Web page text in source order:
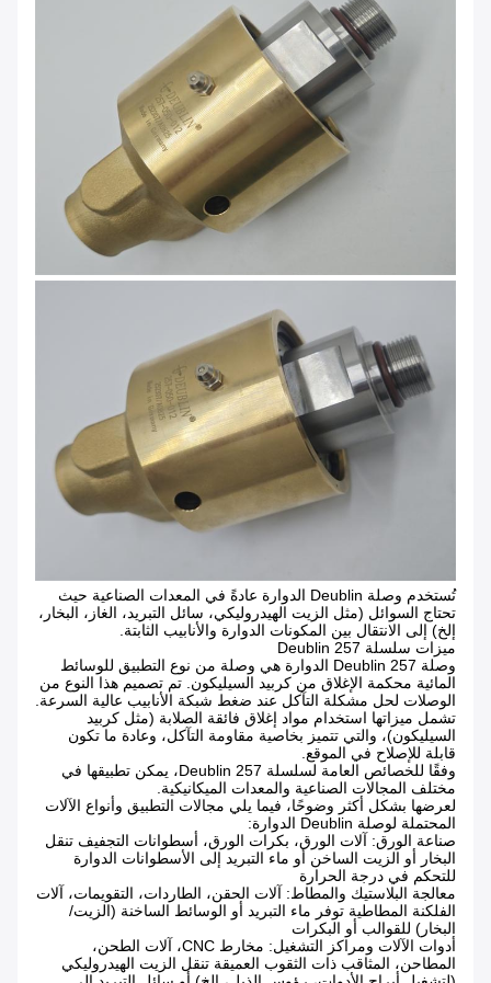
تُستخدم وصلة Deublin الدوارة عادةً في المعدات الصناعية حيث
تحتاج السوائل (مثل الزيت الهيدروليكي، سائل التبريد، الغاز، البخار،
إلخ) إلى الانتقال بين المكونات الدوارة والأنابيب الثابتة.
ميزات سلسلة Deublin 257
وصلة Deublin 257 الدوارة هي وصلة من نوع التطبيق للوسائط
المائية محكمة الإغلاق من كربيد السيليكون. تم تصميم هذا النوع من
الوصلات لحل مشكلة التآكل عند ضغط شبكة الأنابيب عالية السرعة.
تشمل ميزاتها استخدام مواد إغلاق فائقة الصلابة (مثل كربيد
السيليكون)، والتي تتميز بخاصية مقاومة التآكل، وعادة ما تكون
قابلة للإصلاح في الموقع.
وفقًا للخصائص العامة لسلسلة Deublin 257، يمكن تطبيقها في
مختلف المجالات الصناعية والمعدات الميكانيكية.
لعرضها بشكل أكثر وضوحًا، فيما يلي مجالات التطبيق وأنواع الآلات
المحتملة لوصلة Deublin الدوارة:
صناعة الورق: آلات الورق، بكرات الورق، أسطوانات التجفيف تنقل
البخار أو الزيت الساخن أو ماء التبريد إلى الأسطوانات الدوارة
للتحكم في درجة الحرارة
معالجة البلاستيك والمطاط: آلات الحقن، الطاردات، التقويمات، آلات
الفلكنة المطاطية توفر ماء التبريد أو الوسائط الساخنة (الزيت/
البخار) للقوالب أو البكرات
أدوات الآلات ومراكز التشغيل: مخارط CNC، آلات الطحن،
المطاحن، المثاقب ذات الثقوب العميقة تنقل الزيت الهيدروليكي